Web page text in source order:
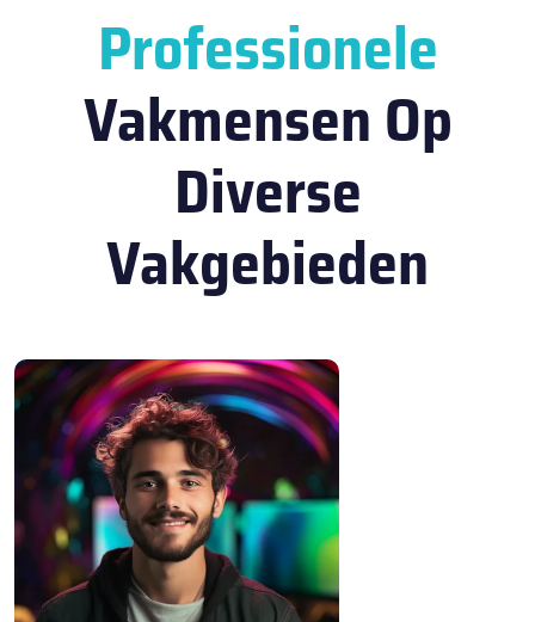
Professionele
Vakmensen Op
Diverse
Vakgebieden